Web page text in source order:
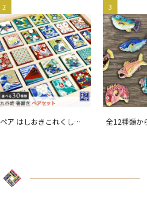
2
ペア はしおきこれくしょ
3
全12種類か